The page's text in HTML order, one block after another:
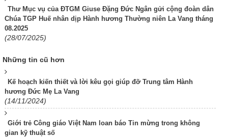
Thư Mục vụ của ĐTGM Giuse Đặng Đức Ngân gửi cộng đoàn dân
Chúa TGP Huế nhân dịp Hành hương Thường niên La Vang tháng
08.2025
(28/07/2025)
Những tin cũ hơn
Kế hoạch kiến thiết và lời kêu gọi giúp đỡ Trung tâm Hành
hương Đức Mẹ La Vang
(14/11/2024)
Giới trẻ Công giáo Việt Nam loan báo Tin mừng trong không
gian kỹ thuật số